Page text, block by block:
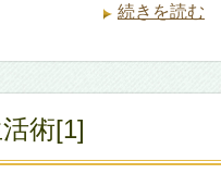
続きを読む
術[1]